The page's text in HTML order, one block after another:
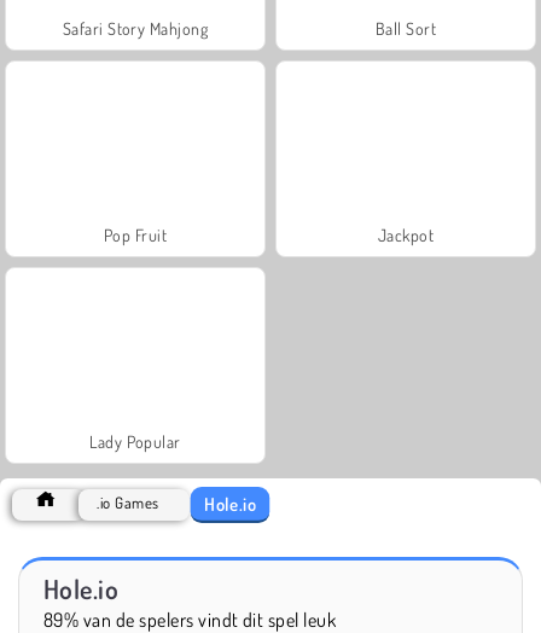
Safari Story Mahjong Ball Sort
Pop Fruit Jackpot
Lady Popular
.io Games Hole.io
Hole.io
89% van de spelers vindt dit spel leuk